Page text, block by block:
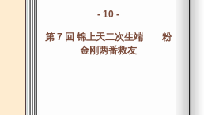
- 10 -
第 7 回 锦上天二次生端 粉
金刚两番救友